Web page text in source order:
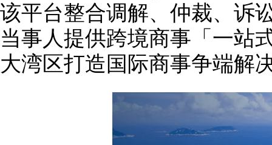
该平台整合调解、仲裁、诉
当事人提供跨境商事「一站
大湾区打造国际商事争端解